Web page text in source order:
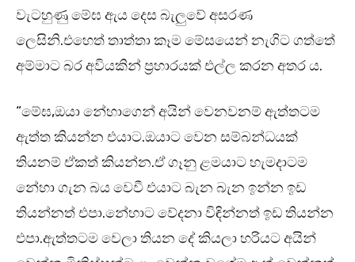
වැටහුණු මේඝ ඇය දෙස බැලුවේ අසරණ
ලෙසිනි.එහෙත් තාත්තා කෑම මේසයෙන් නැගිට ගත්තේ
අම්මාට බර අවියකින් ප්‍රහාරයක් එල්ල කරන අතර ය.
“මේඝ,ඔයා නේහාගෙන් අයින් වෙනවනම් ඇත්තටම
ඇත්ත කියන්න එයාට.ඔයාට වෙන සම්බන්ධයක්
තියනම් ඒකත් කියන්න.ඒ ගෑනු ළමයාට හැමදාටම
නේහා ගැන බය වෙවී එයාට බැන බැන ඉන්න ඉඩ
තියන්නත් එපා.නේහාට වේදනා විඳින්නත් ඉඩ තියන්න
එපා.ඇත්තටම වෙලා තියන දේ කියලා හරියට අයින්